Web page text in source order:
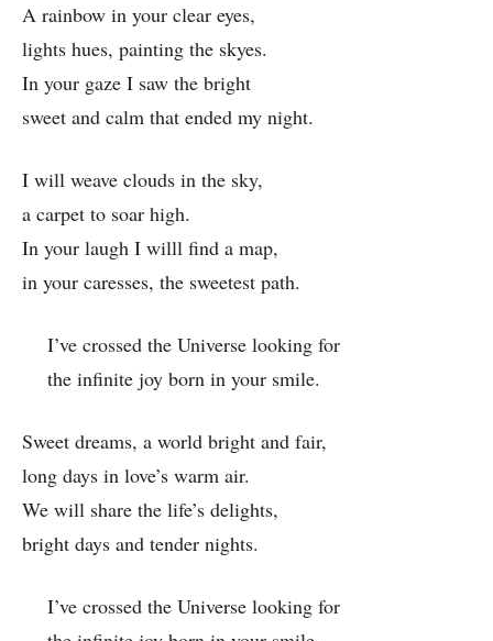
A rainbow in your clear eyes,
lights hues, painting the skyes.
In your gaze I saw the bright
sweet and calm that ended my night.
I will weave clouds in the sky,
a carpet to soar high.
In your laugh I willl find a map,
in your caresses, the sweetest path.
I’ve crossed the Universe looking for
the infinite joy born in your smile.
Sweet dreams, a world bright and fair,
long days in love’s warm air.
We will share the life’s delights,
bright days and tender nights.
I’ve crossed the Universe looking for